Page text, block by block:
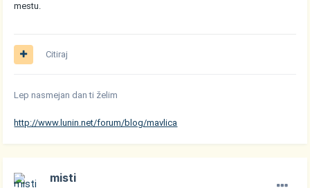
mestu.
Citiraj
Lep nasmejan dan ti želim
http://www.lunin.net/forum/blog/mavlica
misti